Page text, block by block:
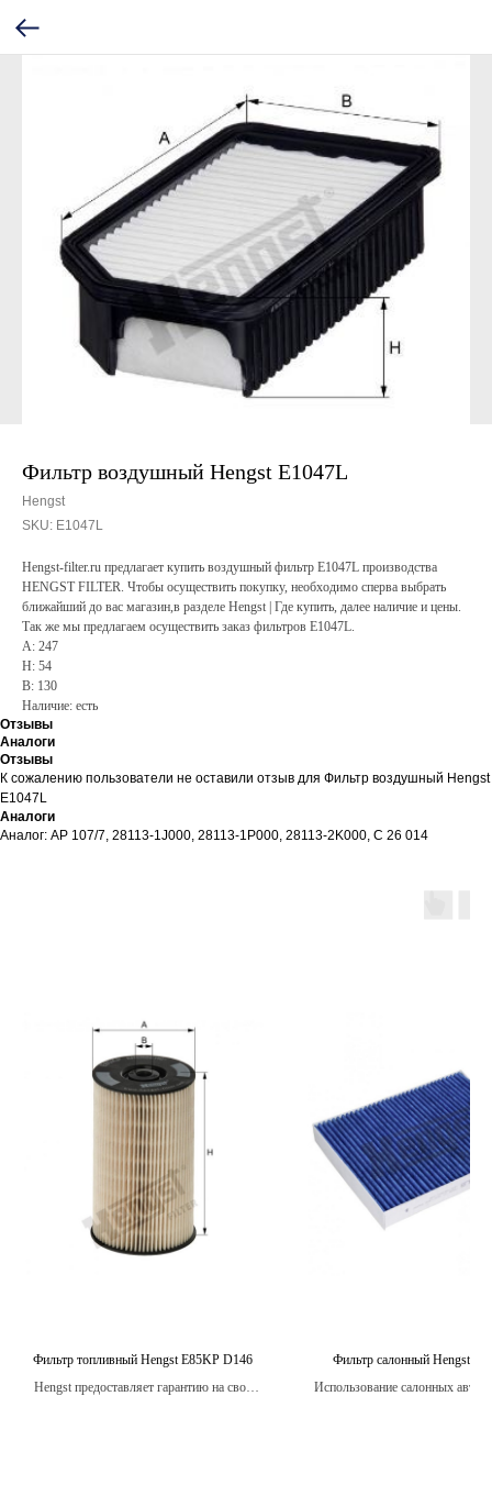
Фильтр воздушный Hengst E1047L
Hengst
SKU: E1047L
Hengst-filter.ru предлагает купить воздушный фильтр E1047L производства
HENGST FILTER. Чтобы осуществить покупку, необходимо сперва выбрать
ближайший до вас магазин,в разделе Hengst | Где купить, далее наличие и цены.
Так же мы предлагаем осуществить заказ фильтров E1047L.
A: 247
H: 54
B: 130
Наличие: есть
Отзывы
Аналоги
Отзывы
К сожалению пользователи не оставили отзыв для Фильтр воздушный Hengst
E1047L
Аналоги
Аналог: AP 107/7, 28113-1J000, 28113-1P000, 28113-2K000, C 26 014
Фильтр топливный Hengst E85KP D146
Hengst предоставляет гарантию на свои
Фильтр салонный Hengst
Использование салонных